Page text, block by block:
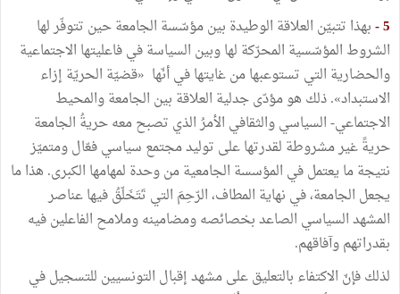
5 - بهذا تتبيّن العلاقة الوطيدة بين مؤسّسة الجامعة حين تتوفّر لها
الشروط المؤسّسية المحرّكة لها وبين السياسة في فاعليتها الاجتماعية
والحضارية التي تستوعبها من غايتها في أنّها «قضيّة الحريّة إزاء
الاستبداد». ذلك هو مؤدّى جدلية العلاقة بين الجامعة والمحيط
الاجتماعي- السياسي والثقافي الأمرُ الذي تصبح معه حريةُ الجامعة
حريةً غير مشروطة لقدرتها على توليد مجتمع سياسي فعّال ومتميّز
نتيجة ما يعتمل في المؤسسة الجامعية من وحدة لمهامها الكبرى. هذا ما
يجعل الجامعة، في نهاية المطاف، الرّحِمَ التي تَتَخَلّقُ فيها عناصر
المشهد السياسي الصاعد بخصائصه ومضامينه وملامح الفاعلين فيه
بقدراتهم وآفاقهم.
لذلك فإنّ الاكتفاء بالتعليق على مشهد إقبال التونسيين للتسجيل في